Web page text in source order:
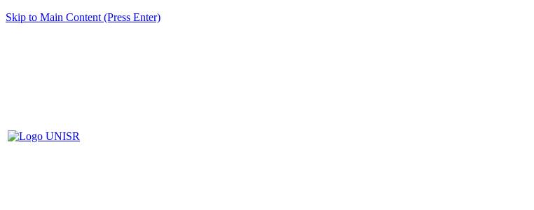
Skip to Main Content (Press Enter)